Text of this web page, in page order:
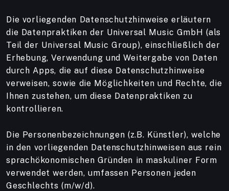
Die vorliegenden Datenschutzhinweise erläutern
die Datenpraktiken der Universal Music GmbH (als
Teil der Universal Music Group), einschließlich der
Erhebung, Verwendung und Weitergabe von Daten
durch Apps, die auf diese Datenschutzhinweise
verweisen, sowie die Möglichkeiten und Rechte, die
Ihnen zustehen, um diese Datenpraktiken zu
kontrollieren.
Die Personenbezeichnungen (z.B. Künstler), welche
in den vorliegenden Datenschutzhinweisen aus rein
sprachökonomischen Gründen in maskuliner Form
verwendet werden, umfassen Personen jeden
Geschlechts (m/w/d).